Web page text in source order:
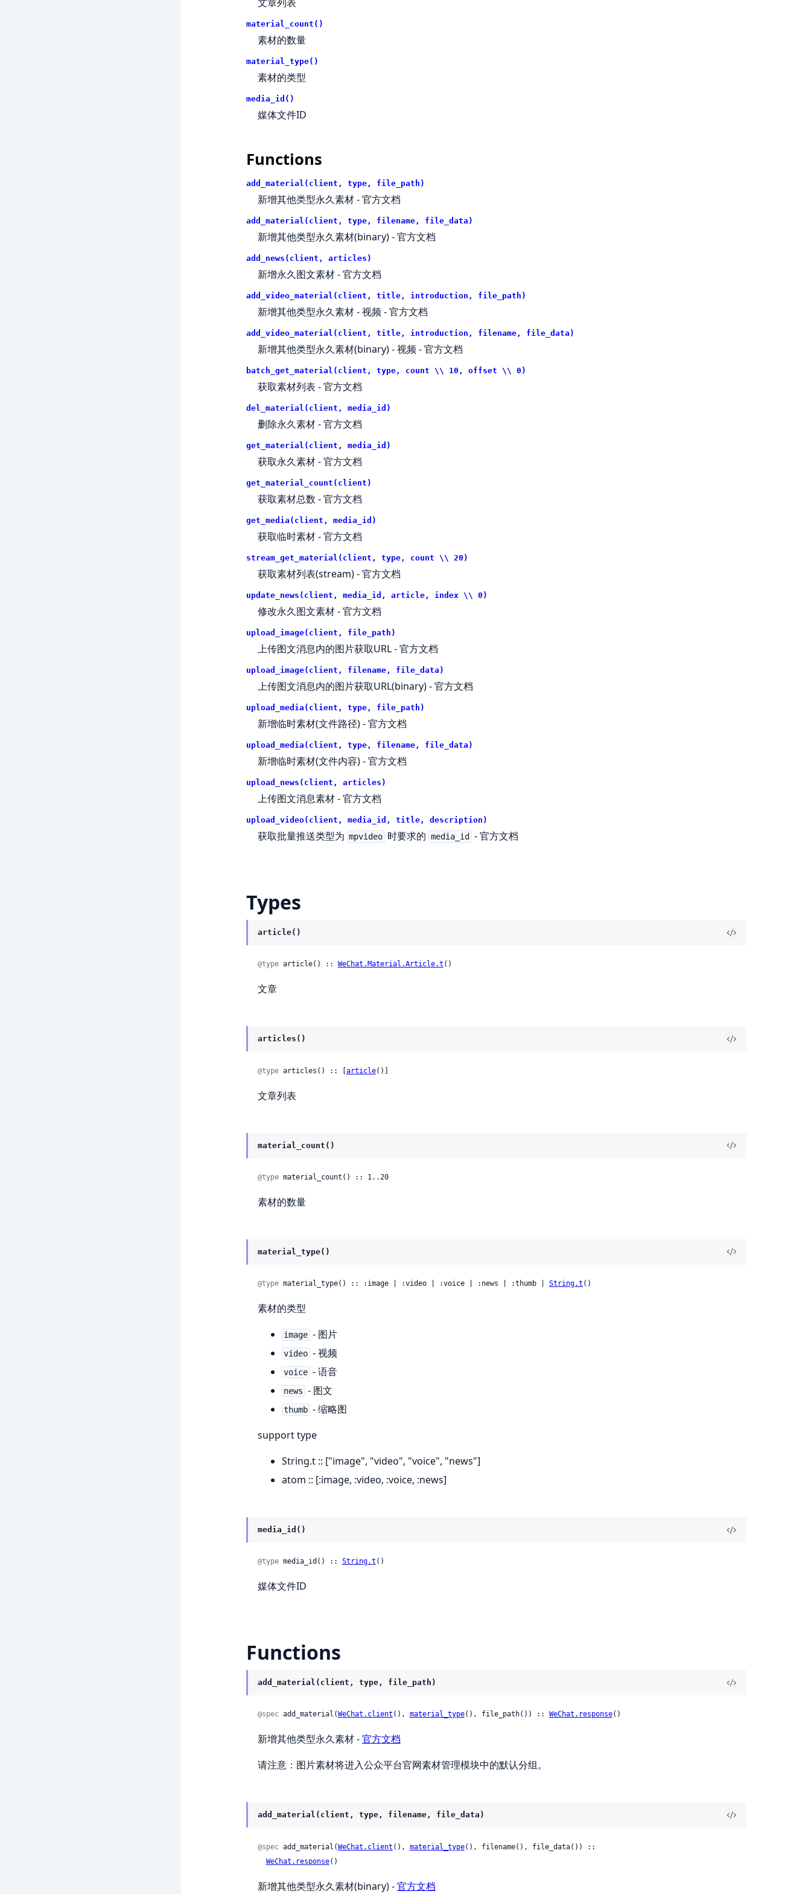
material_count()
素材的数量
material_type()
素材的类型
media_id()
媒体文件ID
Functions
add_material(client, type, file_path)
新增其他类型永久素材 -官方文档
add_material(client, type, filename, file_data)
新增其他类型永久素材(binary) -官方文档
add_news(client, articles)
新增永久图文素材 -官方文档
add_video_material(client, title, introduction, file_path)
新增其他类型永久素材 - 视频 -官方文档
add_video_material(client, title, introduction, filename, file_data)
新增其他类型永久素材(binary) - 视频 -官方文档
batch_get_material(client, type, count \\ 10, offset \\ 0)
获取素材列表 -官方文档
del_material(client, media_id)
删除永久素材 -官方文档
get_material(client, media_id)
获取永久素材 -官方文档
get_material_count(client)
获取素材总数 -官方文档
get_media(client, media_id)
获取临时素材 -官方文档
stream_get_material(client, type, count \\ 20)
获取素材列表(stream) -官方文档
update_news(client, media_id, article, index \\ 0)
修改永久图文素材 -官方文档
upload_image(client, file_path)
上传图文消息内的图片获取URL -官方文档
upload_image(client, filename, file_data)
上传图文消息内的图片获取URL(binary) -官方文档
upload_media(client, type, file_path)
新增临时素材(文件路径) -官方文档
upload_media(client, type, filename, file_data)
新增临时素材(文件内容) -官方文档
upload_news(client, articles)
上传图文消息素材 -官方文档
upload_video(client, media_id, title, description)
获取批量推送类型为 mpvideo 时要求的 media_id -官方文档
Types
article()
@type article() :: WeChat.Material.Article.t ()
文章
articles()
@type articles() :: [article()]
文章列表
material_count()
@type material_count() :: 1..20
素材的数量
material_type()
@type material_type() :: :image | :video | :voice | :news | :thumb | String.t ()
素材的类型
image - 图片
video - 视频
voice - 语音
news - 图文
thumb - 缩略图
support type
String.t :: ["image", "video", "voice", "news"]
atom :: [:image, :video, :voice, :news]
media_id()
@type media_id() :: String.t ()
媒体文件ID
Functions
add_material(client, type, file_path)
@spec add_material(WeChat.client (), material_type(), file_path()) :: WeChat.response()
新增其他类型永久素材 -官方文档
请注意：图片素材将进入公众平台官网素材管理模块中的默认分组。
add_material(client, type, filename, file_data)
@spec add_material(WeChat.client (), material_type(), filename(), file_data()) ::
WeChat.response()
新增其他类型永久素材(binary) -官方文档